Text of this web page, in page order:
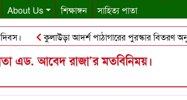
About Us শিক্ষাঙ্গন সাহিত্য পাতা
কুলাউড়া আদর্শ পাঠাগারের পুরস্কার বিতরণ অনুষ্ঠিত।
ঋণের বোঝা সইতে না পেরে দোকান কর্মচারীর আত্মহত্যা।
এড. আবেদ রাজা’র মতবিনিময়।